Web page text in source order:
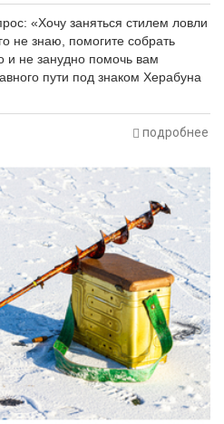
«Хочу заняться стилем ловли
не знаю, помогите собрать
и не занудно помочь вам
пути под знаком Херабуна
подробнее